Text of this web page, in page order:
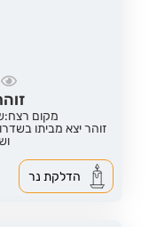
מקום
זוהר יצא מביתו
הדלקת נר